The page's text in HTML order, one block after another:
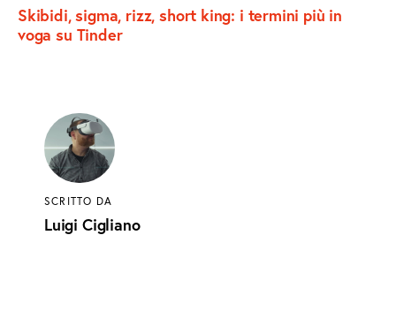
Skibidi, sigma, rizz, short king: i termini più in
voga su Tinder
SCRITTO DA
Luigi Cigliano